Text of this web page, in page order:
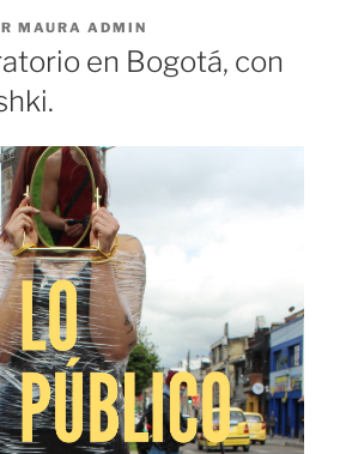
MAURA ADMIN
en Bogotá, con